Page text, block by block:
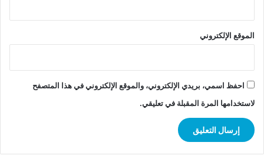
الموقع الإلكتروني
احفظ اسمي، بريدي الإلكتروني، والموقع الإلكتروني في هذا المتصفح
لاستخدامها المرة المقبلة في تعليقي.